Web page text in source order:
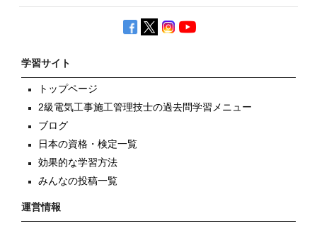
学習サイト
トップページ
2級電気工事施工管理技士の過去問学習メニュー
ブログ
日本の資格・検定一覧
効果的な学習方法
みんなの投稿一覧
運営情報